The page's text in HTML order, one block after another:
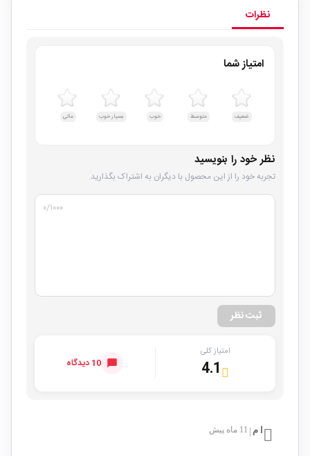
نظرات
امتیاز شما
ضعیف متوسط خوب بسیار خوب عالی
نظر خود را بنویسید
تجربه خود را از این محصول با دیگران به اشتراک بگذارید.
۰/۱۰۰۰
ثبت نظر
امتیاز کلی
4.1 10 دیدگاه
ا م 11 ماه پیش